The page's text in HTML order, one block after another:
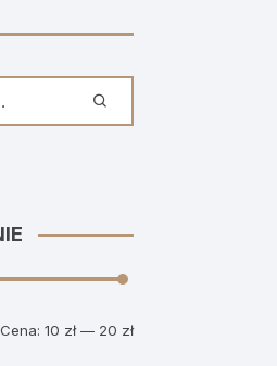
Cena
Cena
Cena: 10 zł— 20 zł